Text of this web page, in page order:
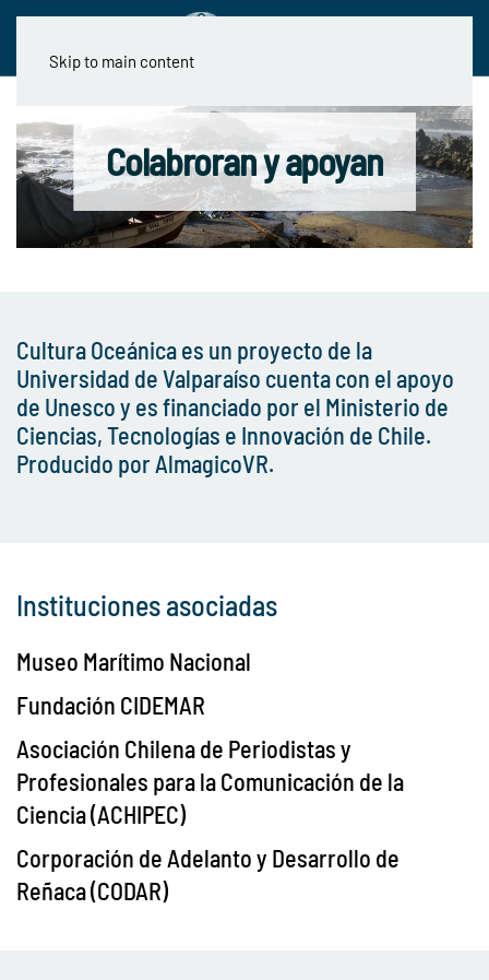
Skip to main content
Colabroran y apoyan
Cultura Oceánica es un proyecto de la
Universidad de Valparaíso cuenta con el apoyo
de Unesco y es financiado por el Ministerio de
Ciencias, Tecnologías e Innovación de Chile.
Producido por AlmagicoVR.
Instituciones asociadas
Museo Marítimo Nacional
Fundación CIDEMAR
Asociación Chilena de Periodistas y
Profesionales para la Comunicación de la
Ciencia (ACHIPEC)
Corporación de Adelanto y Desarrollo de
Reñaca (CODAR)